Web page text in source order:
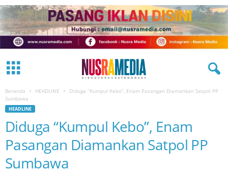
Beranda HEADLINE
Diduga “Kumpul Kebo”, Enam Pasangan Diamankan Satpol PP
Sumbawa
HEADLINE
Diduga “Kumpul Kebo”, Enam
Pasangan Diamankan Satpol PP
Sumbawa